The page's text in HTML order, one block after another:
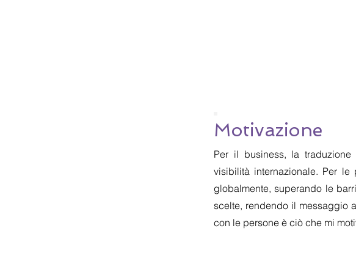
Motivazione
Per il business, la
visibilità internazionale. Per
globalmente, superando le
scelte, rendendo il messaggio
con le persone è ciò che mi